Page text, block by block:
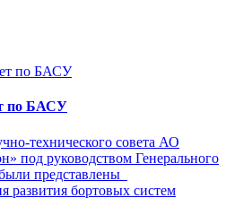
по БАСУ
технического совета АО
под руководством Генерального
представлены
развития бортовых систем